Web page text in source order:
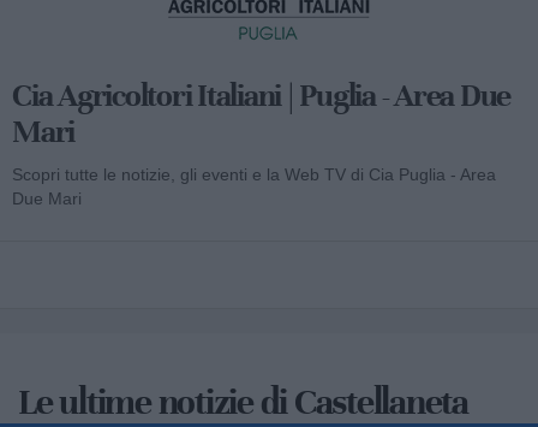
Cia Agricoltori Italiani | Puglia - Area Due
Mari
Scopri tutte le notizie, gli eventi e la Web TV di Cia Puglia - Area
Due Mari
Le ultime notizie di Castellaneta